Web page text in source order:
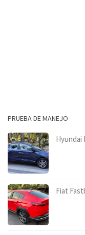
PRUEBA DE MANEJO
Hyundai
Fiat